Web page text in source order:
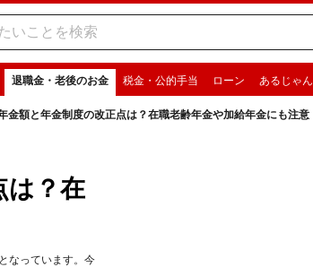
退職金・老後のお金 税金・公的手当 ローン あるじゃん
金額と年金制度の改正点は？在職老齢年金や加給年金にも注意
は？在
なっています。今